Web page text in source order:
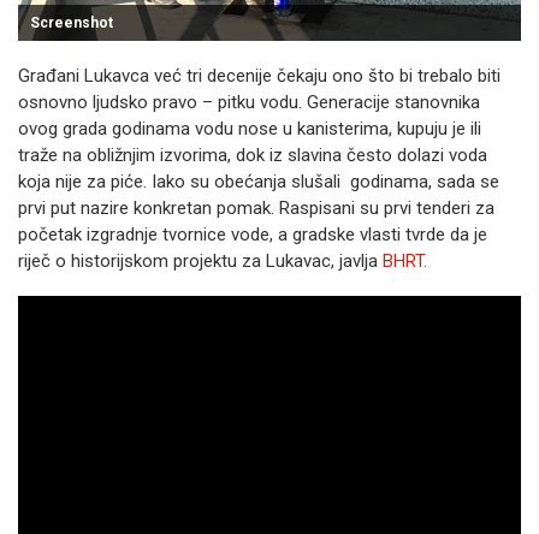
Screenshot
Građani Lukavca već tri decenije čekaju ono što bi trebalo biti
osnovno ljudsko pravo – pitku vodu. Generacije stanovnika
ovog grada godinama vodu nose u kanisterima, kupuju je ili
traže na obližnjim izvorima, dok iz slavina često dolazi voda
koja nije za piće. Iako su obećanja slušali godinama, sada se
prvi put nazire konkretan pomak. Raspisani su prvi tenderi za
početak izgradnje tvornice vode, a gradske vlasti tvrde da je
riječ o historijskom projektu za Lukavac, javlja BHRT.